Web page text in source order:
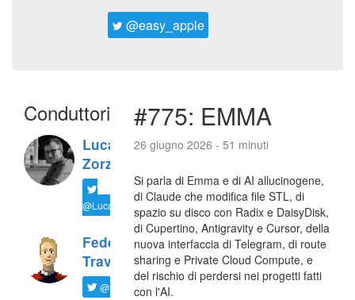
@easy_apple
Conduttori
Luca
Zorzi
@LucaTNT
Federico
Travaini
@ftrava
#775: EMMA
26 giugno 2026 - 51 minuti
Si parla di Emma e di AI allucinogene,
di Claude che modifica file STL, di
spazio su disco con Radix e DaisyDisk,
di Cupertino, Antigravity e Cursor, della
nuova interfaccia di Telegram, di route
sharing e Private Cloud Compute, e
del rischio di perdersi nei progetti fatti
con l'AI.